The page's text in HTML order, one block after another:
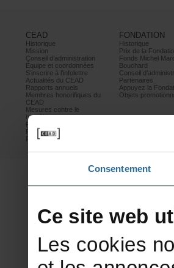
Consentement
CEAD
Historique
Mission
Conseild’administration
Équipeetcoordonnées
S’inscrireàl’infolettre
ActualitésduCEAD
Rapportsannuels
Membreshonorifiquesdu
CEAD
Mesurescontrele
harcèlement
Politiquedeconfidentialité
Prixetconcours
Partenaires
FONDATION
Historique
Bouchard
Partenaires